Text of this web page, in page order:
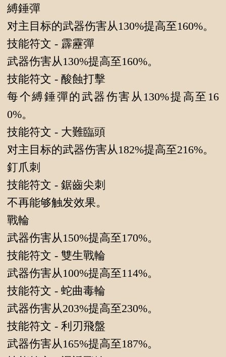
縛錘彈
对主目标的武器伤害从130%提高至160%。
技能符文 - 霹靂彈
武器伤害从130%提高至160%。
技能符文 - 酸蝕打擊
每个縛錘彈的武器伤害从130%提高至16
0%。
技能符文 - 大難臨頭
对主目标的武器伤害从182%提高至216%。
釘爪刺
技能符文 - 鋸齒尖刺
不再能够触发效果。
戰輪
武器伤害从150%提高至170%。
技能符文 - 雙生戰輪
武器伤害从100%提高至114%。
技能符文 - 蛇曲毒輪
武器伤害从203%提高至230%。
技能符文 - 利刃飛盤
武器伤害从165%提高至187%。